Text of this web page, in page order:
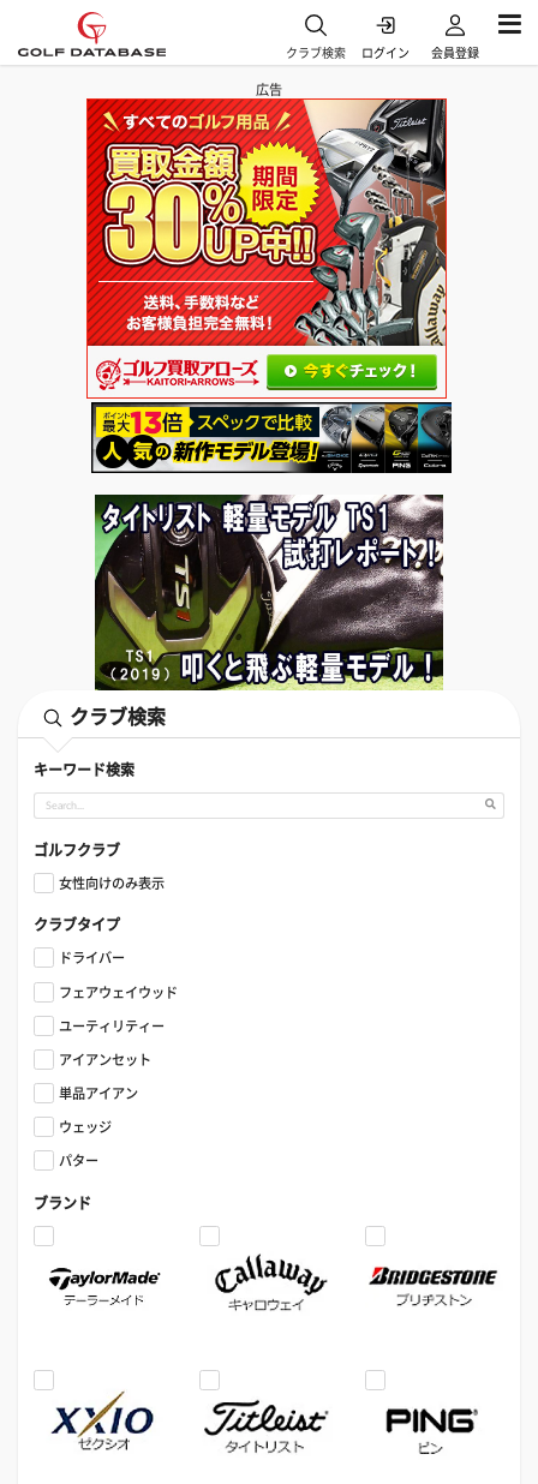
クラブ検索 ログイン 会員登録
広告
クラブ検索
キーワード検索
ゴルフクラブ
女性向けのみ表示
クラブタイプ
ドライバー
フェアウェイウッド
ユーティリティー
アイアンセット
単品アイアン
ウェッジ
パター
ブランド